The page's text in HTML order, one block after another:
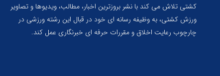
کشتی تلاش می کند با نشر بروزترین اخبار، مطالب، ویدیوها و تصاویر
ورزش کشتی، به وظیفه رسانه ای خود در قبال این رشته ورزشی در
چارچوب رعایت اخلاق و مقررات حرفه ای خبرنگاری عمل کند.